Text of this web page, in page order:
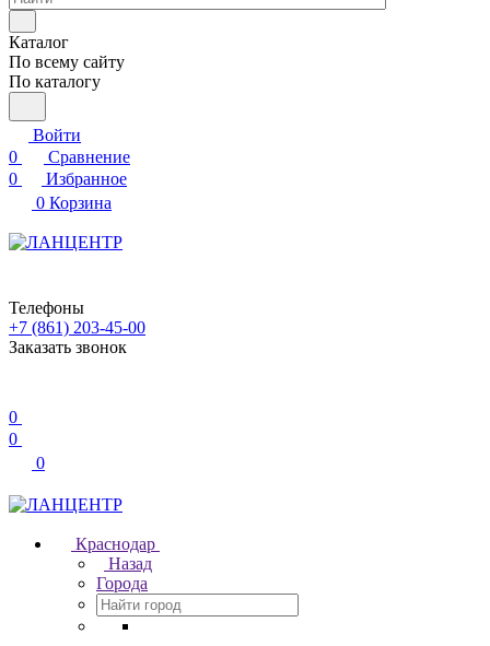
Каталог
По всему сайту
По каталогу
Войти
0
Сравнение
0
Избранное
0 Корзина
Телефоны
+7 (861) 203-45-00
Заказать звонок
0
0
0
Краснодар
Назад
Города